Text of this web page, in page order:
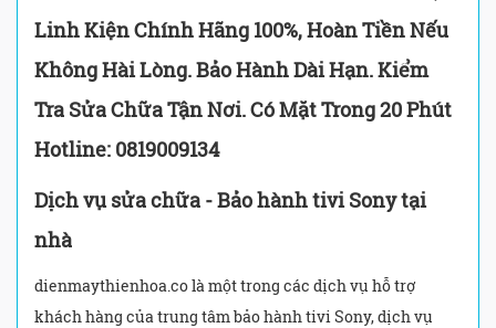
Linh Kiện Chính Hãng 100%, Hoàn Tiền Nếu
Không Hài Lòng. Bảo Hành Dài Hạn. Kiểm
Tra Sửa Chữa Tận Nơi. Có Mặt Trong 20 Phút
Hotline: 0819009134
Dịch vụ sửa chữa - Bảo hành tivi Sony tại
nhà
dienmaythienhoa.co là một trong các dịch vụ hỗ trợ
khách hàng của trung tâm bảo hành tivi Sony, dịch vụ